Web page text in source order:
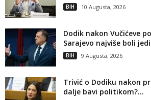
BIH 10 Augusta, 2026
Dodik nakon Vučićeve
Sarajevo najviše boli
BIH 9 Augusta, 2026
Trivić o Dodiku nakon
dalje bavi politikom?...